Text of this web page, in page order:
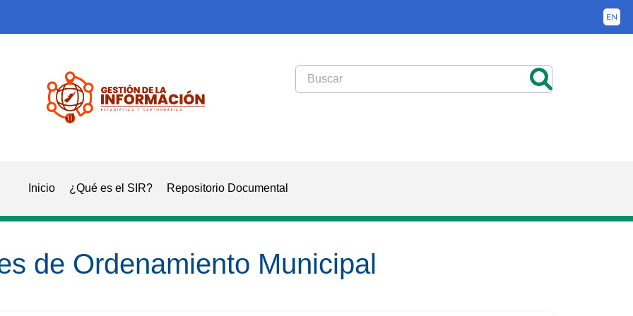
Inicio ¿Qué es el SIR? Repositorio Documental
de Ordenamiento Municipal